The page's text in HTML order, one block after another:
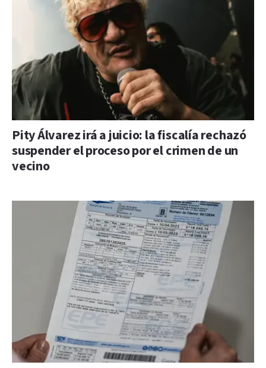
Pity Álvarez irá a juicio: la fiscalía rechazó
suspender el proceso por el crimen de un
vecino